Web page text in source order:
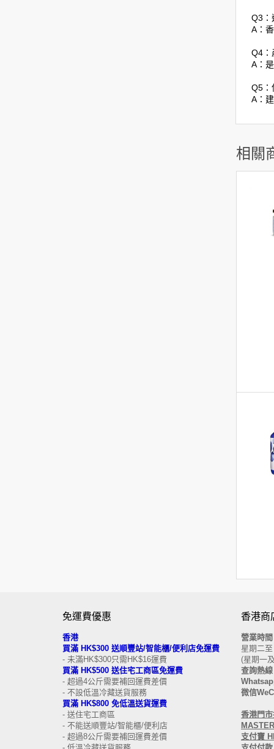
Q3：
A：
Q4：
A：
Q5：
A：
相關
免運費優惠
香港
買滿 HK$300 送順豐站/智能櫃/便利店免運費
- 未滿HK$300只需HK$16運費
買滿 HK$500 送住宅工商區免運費
- 超過4公斤需要補回運費差價
- 不設低溫冷藏送貨服務
買滿 HK$800 免低溫送貨運費
- 送住宅工商區
- 不能送順豐站/智能櫃/便利店
- 超過8公斤需要補回運費差價
香港商
營業時
星期二
(星期一
查詢熱
微信
香港門
支付寶